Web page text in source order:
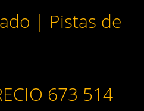
| Pistas de
673 514